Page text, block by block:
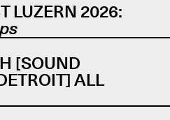
LUZERN 2026:
[SOUND
ALL